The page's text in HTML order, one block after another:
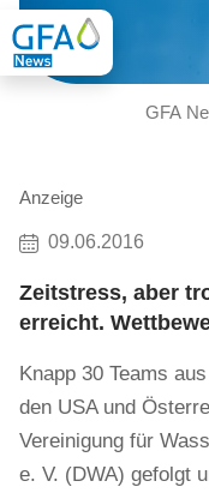
GFA
Anzeige
09.06.2016
Zeitstress, aber
erreicht.
Knapp 30 Teams
den USA und
Vereinigung für
e. V. (DWA) gefolgt